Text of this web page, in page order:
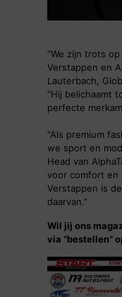
“We zijn trots
Verstappen en
Lauterbach,
“Hij belichaamt
perfecte
“Als premium
we sport en
Head van
voor comfort en
Verstappen is
daarvan.”
Wil jij ons
via “bestellen”